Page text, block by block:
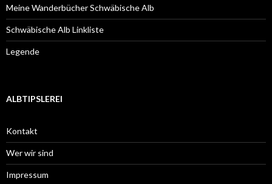
Meine Wanderbücher Schwäbische Alb
Schwäbische Alb Linkliste
Legende
ALBTIPSLEREI
Kontakt
Wer wir sind
Impressum